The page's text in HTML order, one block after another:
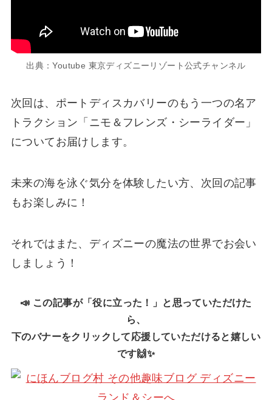
出典：Youtube 東京ディズニーリゾート公式チャンネル
次回は、ポートディスカバリーのもう一つの名ア
トラクション「ニモ＆フレンズ・シーライダー」
についてお届けします。
未来の海を泳ぐ気分を体験したい方、次回の記事
もお楽しみに！
それではまた、ディズニーの魔法の世界でお会い
しましょう！
📣 この記事が「役に立った！」と思っていただけた
ら、
下のバナーをクリックして応援していただけると嬉しい
です🙌✨